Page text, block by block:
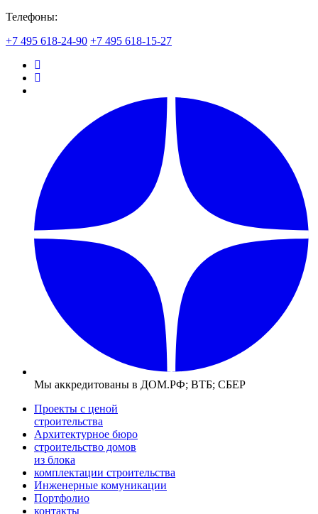
Телефоны:
+7 495 618-24-90 +7 495 618-15-27
Мы аккредитованы в ДОМ.РФ; ВТБ; СБЕР
Проекты с ценой
строительства
Архитектурное бюро
строительство домов
из блока
комплектации строительства
Инженерные комуникации
Портфолио
контакты